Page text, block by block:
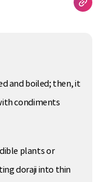
and boiled; then, it
condiments
plants or
doraji into thin